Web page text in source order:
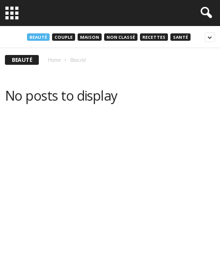
BEAUTÉ COUPLE MAISON NON CLASSÉ RECETTES SANTÉ
BEAUTÉ Home Beauté
No posts to display